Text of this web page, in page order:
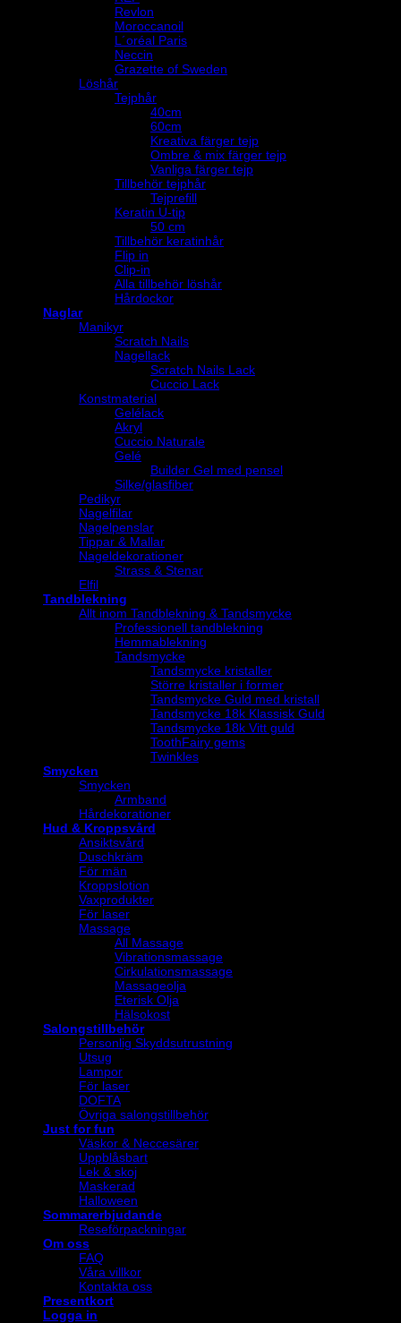
Revlon
Moroccanoil
L´oréal Paris
Neccin
Grazette of Sweden
Löshår
Tejphår
40cm
60cm
Kreativa färger tejp
Ombre & mix färger tejp
Vanliga färger tejp
Tillbehör tejphår
Tejprefill
Keratin U-tip
50 cm
Tillbehör keratinhår
Flip in
Clip-in
Alla tillbehör löshår
Hårdockor
Naglar
Manikyr
Scratch Nails
Nagellack
Scratch Nails Lack
Cuccio Lack
Konstmaterial
Gelélack
Akryl
Cuccio Naturale
Gelé
Builder Gel med pensel
Silke/glasfiber
Pedikyr
Nagelfilar
Nagelpenslar
Tippar & Mallar
Nageldekorationer
Strass & Stenar
Elfil
Tandblekning
Allt inom Tandblekning & Tandsmycke
Professionell tandblekning
Hemmablekning
Tandsmycke
Tandsmycke kristaller
Större kristaller i former
Tandsmycke Guld med kristall
Tandsmycke 18k Klassisk Guld
Tandsmycke 18k Vitt guld
ToothFairy gems
Twinkles
Smycken
Smycken
Armband
Hårdekorationer
Hud & Kroppsvård
Ansiktsvård
Duschkräm
För män
Kroppslotion
Vaxprodukter
För laser
Massage
All Massage
Vibrationsmassage
Cirkulationsmassage
Massageolja
Eterisk Olja
Hälsokost
Salongstillbehör
Personlig Skyddsutrustning
Utsug
Lampor
För laser
DOFTA
Övriga salongstillbehör
Just for fun
Väskor & Neccesärer
Uppblåsbart
Lek & skoj
Maskerad
Halloween
Sommarerbjudande
Reseförpackningar
Om oss
FAQ
Våra villkor
Kontakta oss
Presentkort
Logga in